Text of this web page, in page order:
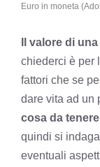
Euro in moneta
Il valore di
chiederci è per
fattori che se
dare vita ad un
cosa da
quindi si
eventuali